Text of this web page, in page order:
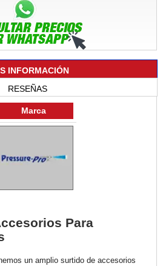
INFORMACIÓN
RESEÑAS
Marca
Para
un amplio surtido de accesorios